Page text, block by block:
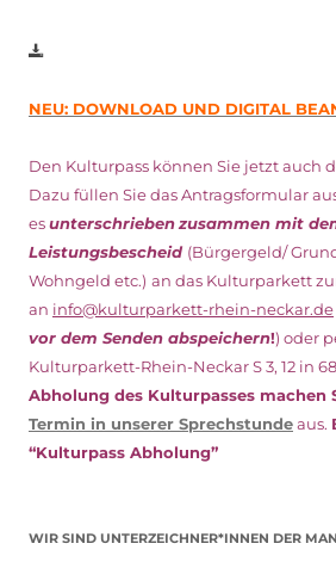
NEU: DOWNLOAD UND DIGITAL
Den Kulturpass können Sie jetzt auch
Dazu füllen Sie das Antragsformular
esunterschriebenzusammen mit
Leistungsbescheid (Bürgergeld/
Wohngeld etc.) an das Kulturparkett
an info@kulturparkett-rhein-neckar.de
vor dem Senden abspeichern!) oder
Kulturparkett-Rhein-Neckar S 3, 12 in
Abholung des Kulturpasses machen
Termin in unserer Sprechstundeaus.
“Kulturpass Abholung”
WIR SIND UNTERZEICHNER*INNEN DER